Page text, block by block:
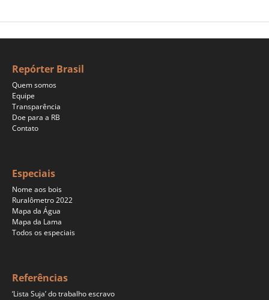
Repórter Brasil
Quem somos
Equipe
Transparência
Doe para a RB
Contato
Especiais
Nome aos bois
Ruralômetro 2022
Mapa da Água
Mapa da Lama
Todos os especiais
Referências
‘Lista Suja’ do trabalho escravo